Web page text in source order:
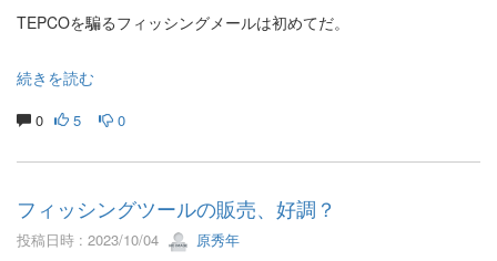
TEPCOを騙るフィッシングメールは初めてだ。
続きを読む
0 5 0
フィッシングツールの販売、好調？
投稿日時 : 2023/10/04 原秀年